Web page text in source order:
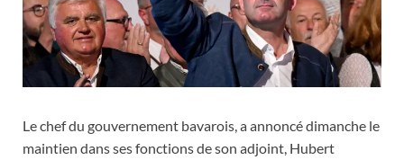
Le chef du gouvernement bavarois, a annoncé dimanche le
maintien dans ses fonctions de son adjoint, Hubert